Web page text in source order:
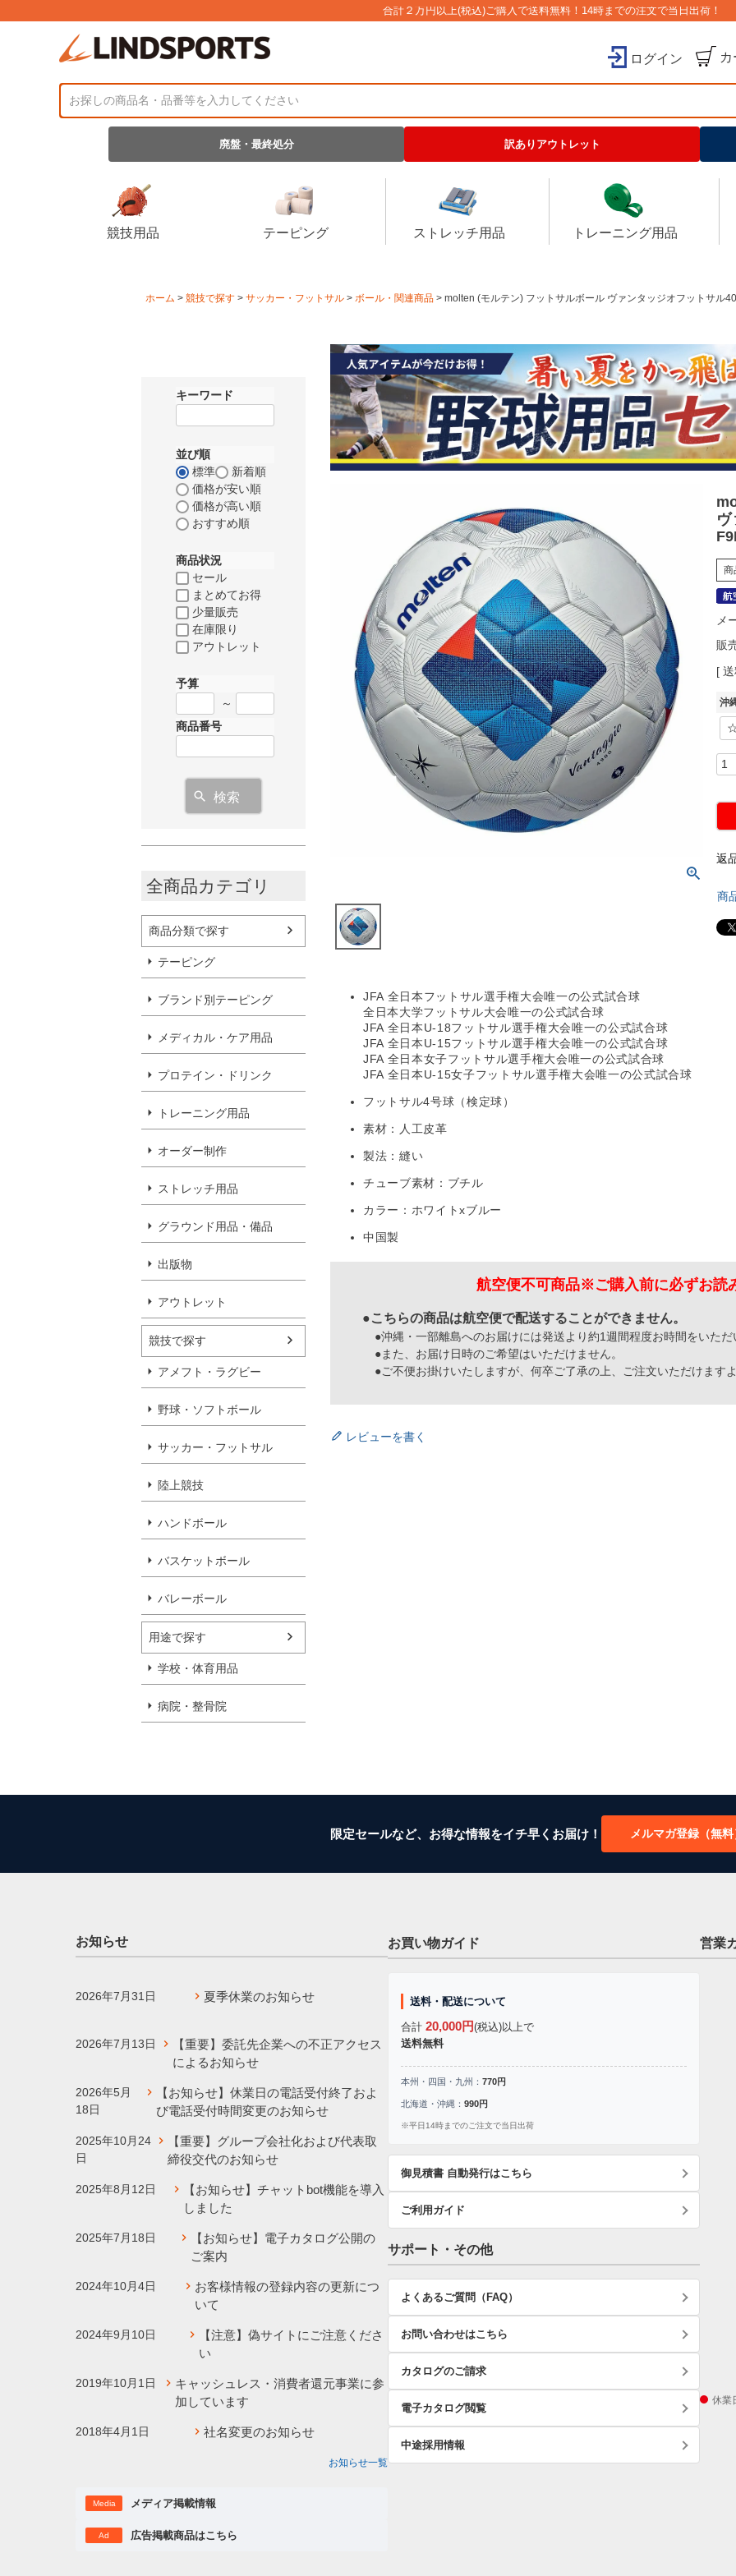
合計２万円以上(税込)ご購入で送料無料！14時までの注文で当日出荷！
ログイン
廃盤・最終処分 訳ありアウトレット
競技用品 テーピング ストレッチ用品 トレーニング用品
ホーム 競技で探す サッカー・フットサル ボール・関連商品 molten (モルテン) フットサルボール ヴァンタッジオフットサル
キーワード
並び順
標準
新着順
価格が安い順
価格が高い順
おすすめ順
商品状況
セール
まとめてお得
少量販売
在庫限り
アウトレット
予算
～
商品番号
検索
全商品カテゴリ
商品分類で探す
テーピング
ブランド別テーピング
メディカル・ケア用品
プロテイン・ドリンク
トレーニング用品
オーダー制作
ストレッチ用品
グラウンド用品・備品
出版物
アウトレット
競技で探す
アメフト・ラグビー
野球・ソフトボール
サッカー・フットサル
陸上競技
ハンドボール
バスケットボール
バレーボール
用途で探す
学校・体育用品
病院・整骨院
ヴ
商
メ
販
沖
返
商
JFA 全日本フットサル選手権大会唯一の公式試合球
全日本大学フットサル大会唯一の公式試合球
JFA 全日本U-18フットサル選手権大会唯一の公式試合球
JFA 全日本U-15フットサル選手権大会唯一の公式試合球
JFA 全日本女子フットサル選手権大会唯一の公式試合球
JFA 全日本U-15女子フットサル選手権大会唯一の公式試合球
フットサル4号球（検定球）
素材：人工皮革
製法：縫い
チューブ素材：ブチル
カラー：ホワイトxブルー
中国製
航空便不可商品※ご購入前に必ずお読
●こちらの商品は航空便で配送することができません。
●沖縄・一部離島へのお届けには発送より約1週間程度お時間をいた
●また、お届け日時のご希望はいただけません。
●ご不便お掛けいたしますが、何卒ご了承の上、ご注文いただけます
レビューを書く
限定セールなど、お得な情報をイチ早くお届け！ メルマガ登録（無料
お知らせ
2026年7月31日 夏季休業のお知らせ
2026年7月13日
【重要】委託先企業への不正アクセス
によるお知らせ
2026年5月
18日
【お知らせ】休業日の電話受付終了およ
び電話受付時間変更のお知らせ
2025年10月24
日
【重要】グループ会社化および代表取
締役交代のお知らせ
2025年8月12日
【お知らせ】チャットbot機能を導入
しました
2025年7月18日
【お知らせ】電子カタログ公開の
ご案内
2024年10月4日
お客様情報の登録内容の更新につ
いて
2024年9月10日
【注意】偽サイトにご注意くださ
い
2019年10月1日
キャッシュレス・消費者還元事業に参
加しています
2018年4月1日 社名変更のお知らせ
お知らせ一覧
Media メディア掲載情報
Ad 広告掲載商品はこちら
お買い物ガイド
送料・配送について
合計 20,000円(税込)以上で
送料無料
本州・四国・九州： 770円
北海道・沖縄： 990円
※平日14時までのご注文で当日出荷
御見積書 自動発行はこちら
ご利用ガイド
サポート・その他
よくあるご質問（FAQ）
お問い合わせはこちら
カタログのご請求
電子カタログ閲覧
中途採用情報
営業
休業